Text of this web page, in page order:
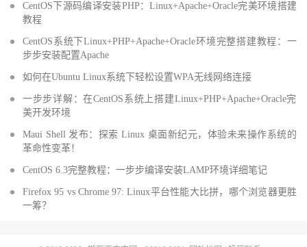
CentOS下源码编译安装PHP：Linux+Apache+Oracle完美环境搭建
教程
CentOS系统下Linux+PHP+Apache+Oracle环境完整搭建教程：一
步步安装配置Apache
如何在Ubuntu Linux系统下轻松设置WPA无线网络连接
一步步详解：在CentOS系统上搭建Linux+PHP+Apache+Oracle完
美开发环境
Maui Shell 发布：探索 Linux 桌面新纪元，体验未来操作系统的
革命性变革！
CentOS 6.3完整教程：一步步编译安装LAMP环境详细笔记
Firefox 95 vs Chrome 97: Linux平台性能大比拼，哪个浏览器更胜
一筹？